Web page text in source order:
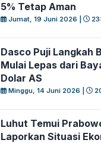
5% Tetap Aman
Jumat, 19 Juni 2026 |
Dasco Puji Langkah
Mulai Lepas dari
Dolar AS
Minggu, 14 Juni 2026 |
Luhut Temui
Laporkan Situasi